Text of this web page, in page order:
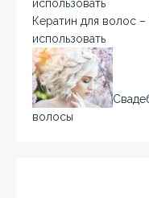
Кератин для волос
использовать
волосы